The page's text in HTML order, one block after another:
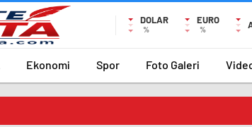
DOLAR
%
EURO
%
Ekonomi Spor Foto Galeri